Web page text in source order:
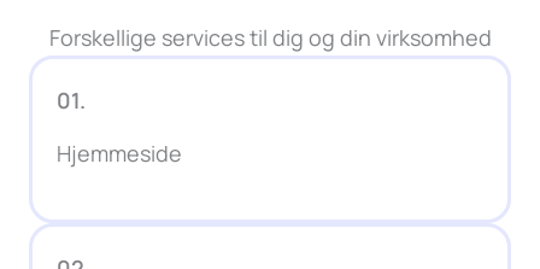
Forskellige services til dig og din virksomhed
01.
Hjemmeside